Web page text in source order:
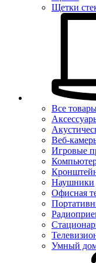
Щетки
Все
Веб-
Игровые
Наушники
Офисная
Умный